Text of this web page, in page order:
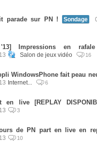
parade sur PN ! Sondage
Impressions en
Salon de jeux vidéo 16
WindowsPhone fait peau
Internet... 6
en live [REPLAY
3
de PN part en live en
10